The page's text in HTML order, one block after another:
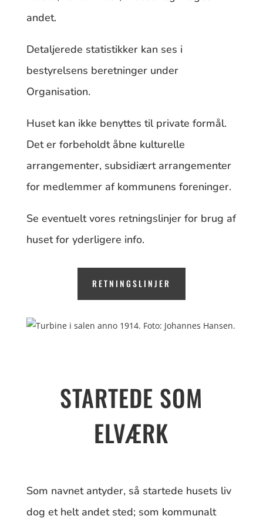
andet.
Detaljerede statistikker kan ses i
bestyrelsens beretninger under
Organisation.
Huset kan ikke benyttes til private formål.
Det er forbeholdt åbne kulturelle
arrangementer, subsidiært arrangementer
for medlemmer af kommunens foreninger.
Se eventuelt vores retningslinjer for brug af
huset for yderligere info.
RETNINGSLINJER
STARTEDE SOM
ELVÆRK
Som navnet antyder, så startede husets liv
dog et helt andet sted; som kommunalt